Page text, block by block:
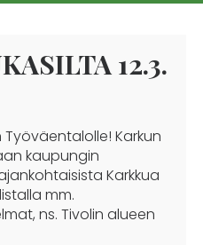
12.3.
Karkun
kaupungin
Karkkua
mm.
ns. Tivolin alueen